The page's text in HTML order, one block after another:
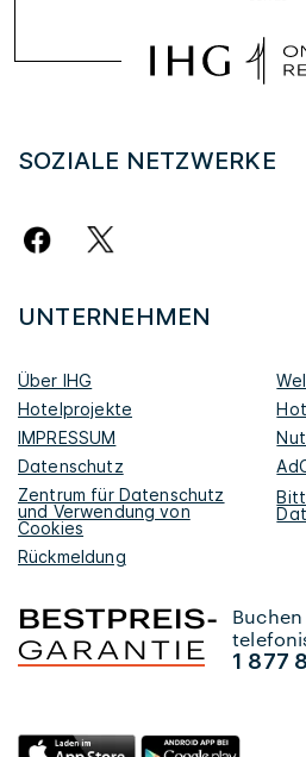
SOZIALE NETZWERKE
UNTERNEHMEN
Über IHG
Hotelprojekte
IMPRESSUM
Datenschutz
Zentrum für Datenschutz
und Verwendung von
Cookies
Rückmeldung
1 877